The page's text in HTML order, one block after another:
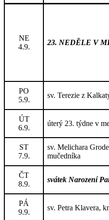
NE
4.9.
23. NEDĚLE V
PO
5.9.
sv. Terezie z
ÚT
6.9.
úterý 23. týdne v
ST
7.9.
sv. Melichara
mučedníka
ČT
8.9.
svátek Narození
PÁ
9.9.
sv. Petra Klavera,